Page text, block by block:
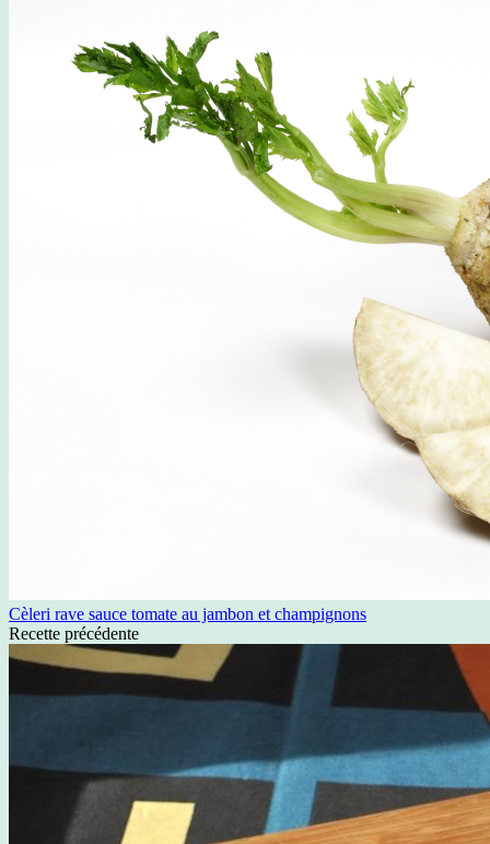
Cèleri rave sauce tomate au jambon et champignons
Recette précédente